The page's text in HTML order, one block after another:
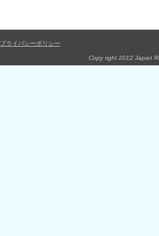
プライバシーポリシー
Copy right 2012 Japan